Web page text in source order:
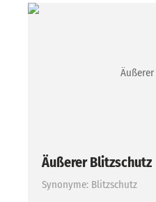
Äußerer Blitzschutz
Synonyme: Blitzschutz